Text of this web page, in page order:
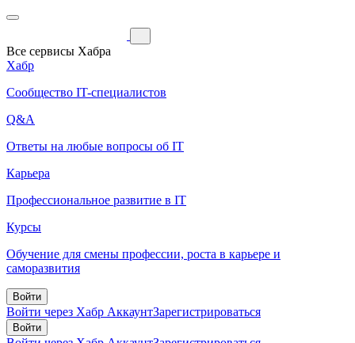
Все сервисы Хабра
Хабр
Сообщество IT-специалистов
Q&A
Ответы на любые вопросы об IT
Карьера
Профессиональное развитие в IT
Курсы
Обучение для смены профессии, роста в карьере и
саморазвития
Войти
Войти через Хабр АккаунтЗарегистрироваться
Войти